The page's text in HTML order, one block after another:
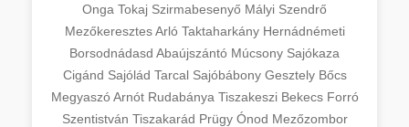
Onga Tokaj Szirmabesenyő Mályi Szendrő
MezőkeresztesArló Taktaharkány Hernádnémeti
Borsodnádasd Abaújszántó Múcsony Sajókaza
Cigánd Sajólád Tarcal Sajóbábony Gesztely Bőcs
MegyaszóArnót Rudabánya Tiszakeszi Bekecs Forró
Szentistván Tiszakarád Prügy Ónod Mezőzombor